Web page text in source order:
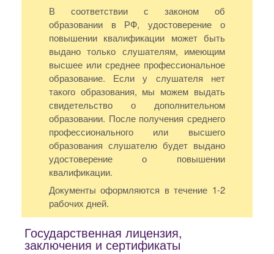
В соответствии с законом об
образовании в РФ, удостоверение о
повышении квалификации может быть
выдано только слушателям, имеющим
высшее или среднее профессиональное
образование. Если у слушателя нет
такого образования, мы можем выдать
свидетельство о дополнительном
образовании. После получения среднего
профессионального или высшего
образования слушателю будет выдано
удостоверение о повышении
квалификации.
Документы оформляются в течение 1-2
рабочих дней.
Государственная лицензия,
заключения и сертификаты